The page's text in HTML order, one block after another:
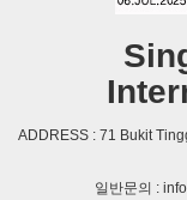
ADDRESS : 71 Bukit
일반문의 :